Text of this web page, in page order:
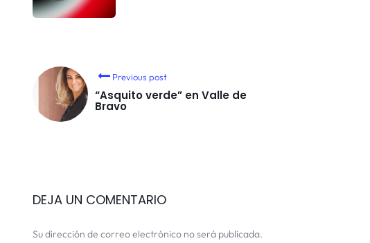
Previous post
“Asquito verde” en Valle de
Bravo
DEJA UN COMENTARIO
Su dirección de correo electrónico no será publicada.